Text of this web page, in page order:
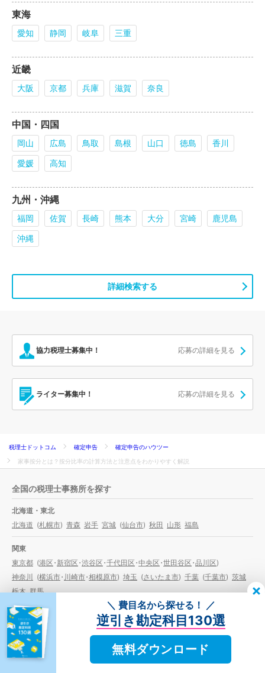
東海
愛知 静岡 岐阜 三重
近畿
大阪 京都 兵庫 滋賀 奈良
中国・四国
岡山 広島 鳥取 島根 山口 徳島
香川
愛媛
高知
九州・沖縄
福岡 佐賀 長崎 熊本 大分 宮崎
鹿児島
沖縄
詳細検索する
協力税理士募集中！ 応募の詳細を見る
ライター募集中！ 応募の詳細を見る
＼ 費目名から探せる！ ／
逆引き勘定科目130選
無料ダウンロード
税理士ドットコム 確定申告
確定申告のハウツー
家事按分とは？按分比率の計算方法と注意点をわかりやすく解説
全国の税理士事務所を探す
北海道・東北
北海道 (札幌市) 青森 岩手 宮城 (仙台市) 秋田 山形 福島
関東
東京都 (港区・新宿区・渋谷区・千代田区・中央区・世田谷区・品川区)
神奈川 (横浜市・川崎市・相模原市) 埼玉 (さいたま市) 千葉 (千葉市) 茨城
栃木 群馬
北陸・甲信越
山梨 長野 石川 富山 福井
東海
静岡市・浜松市) 岐阜 三重